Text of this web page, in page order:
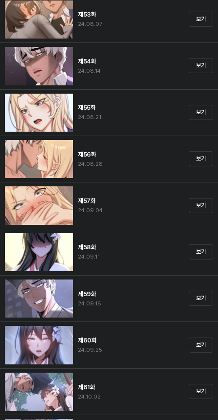
제53화
24.08.07
보기
제54화
24.08.14
보기
제55화
24.08.21
보기
제56화
24.08.28
보기
제57화
24.09.04
보기
제58화
24.09.11
보기
제59화
24.09.18
보기
제60화
24.09.25
보기
제61화
24.10.02
보기